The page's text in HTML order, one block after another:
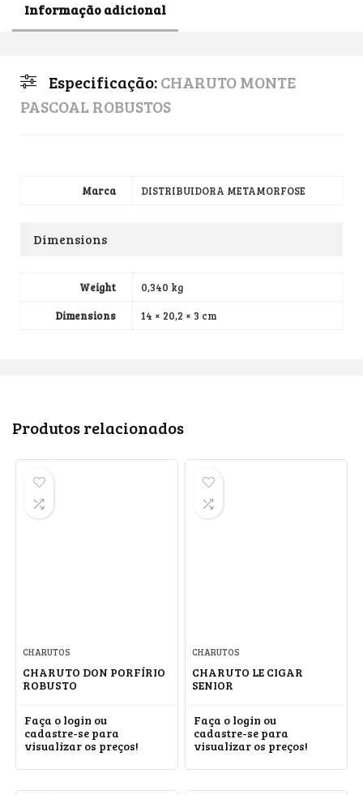
Informação adicional
Especificação:CHARUTO MONTE
PASCOAL ROBUSTOS
Marca DISTRIBUIDORA METAMORFOSE
Dimensions
Weight
0,340 kg
Dimensions
14 × 20,2 × 3 cm
Produtos relacionados
CHARUTOS
CHARUTO DON PORFÍRIO
ROBUSTO
Faça o login ou
cadastre-se para
visualizar os preços!
CHARUTOS
CHARUTO LE CIGAR
SENIOR
Faça o login ou
cadastre-se para
visualizar os preços!